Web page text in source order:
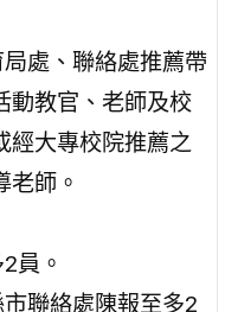
處、聯絡處推薦帶
動教官、老師及校
經大專校院推薦之
老師。
員。
聯絡處陳報至多2